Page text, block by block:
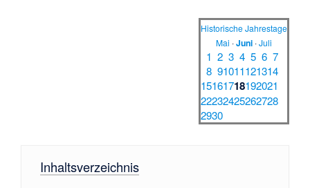
Historische Jahrestage
Mai ·Juni·Juli
1 2 3 4 5 6 7
8 91011121314
15161718192021
22232425262728
2930
Inhaltsverzeichnis